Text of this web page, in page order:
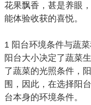
花果飘香，甚是养眼
能体验收获的喜悦。
1 阳台环境条件与蔬
阳台大小决定了蔬菜
了蔬菜的光照条件，
围，因此，在选择阳
台本身的环境条件。